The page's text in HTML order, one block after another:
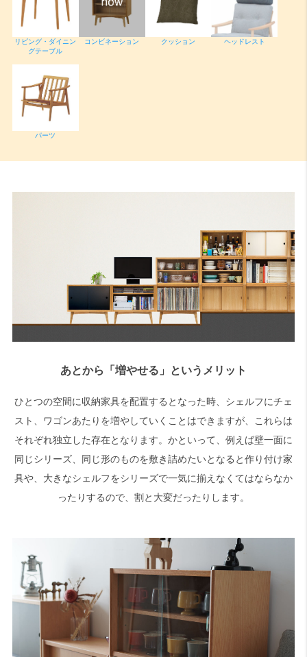
リビング・ダイニン
グテーブル
コンビネーション クッション ヘッドレスト
パーツ
あとから「増やせる」というメリット
ひとつの空間に収納家具を配置するとなった時、シェルフにチェ
スト、ワゴンあたりを増やしていくことはできますが、これらは
それぞれ独立した存在となります。かといって、例えば壁一面に
同じシリーズ、同じ形のものを敷き詰めたいとなると作り付け家
具や、大きなシェルフをシリーズで一気に揃えなくてはならなか
ったりするので、割と大変だったりします。